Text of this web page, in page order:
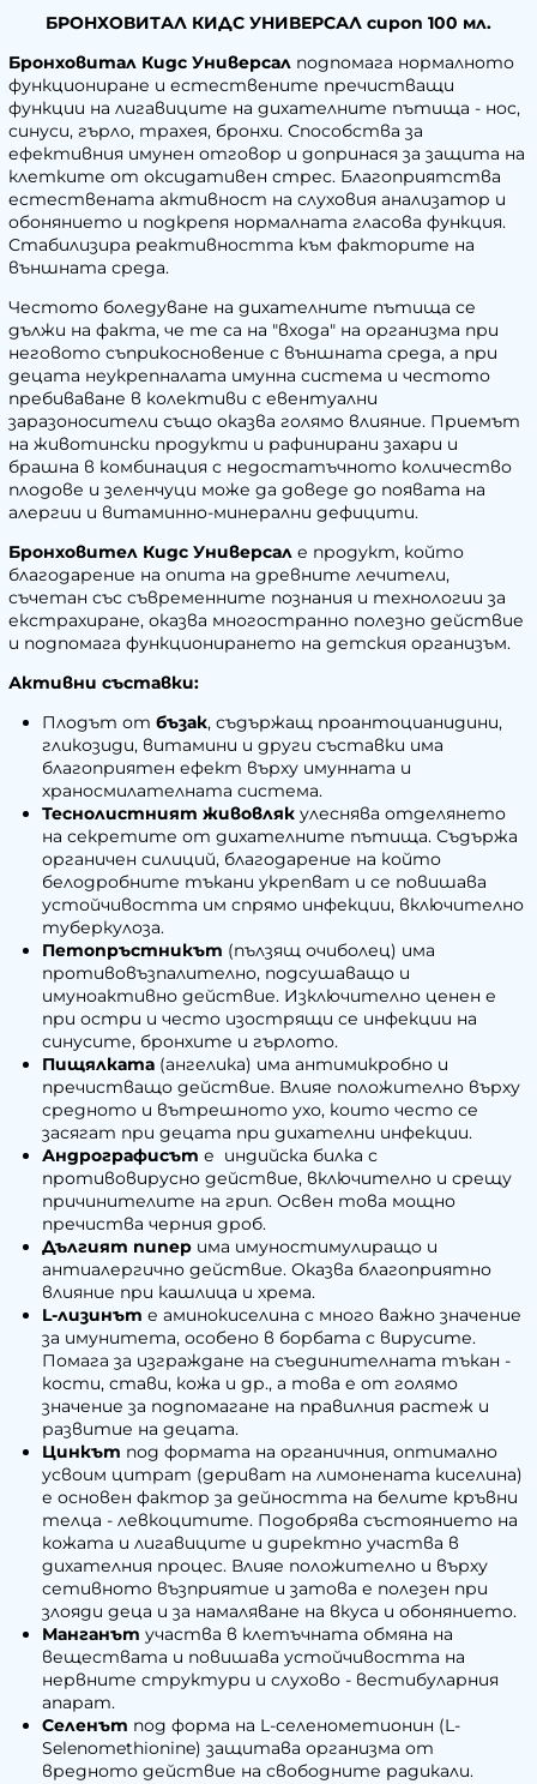
БРОНХОВИТАЛ КИДС УНИВЕРСАЛ сироп 100 мл.
Бронховитал Кидс Универсал подпомага нормалното
функциониране и естествените пречистващи
функции на лигавиците на дихателните пътища - нос,
синуси, гърло, трахея, бронхи. Способства за
ефективния имунен отговор и допринася за защита на
клетките от оксидативен стрес. Благоприятства
естествената активност на слуховия анализатор и
обонянието и подкрепя нормалната гласова функция.
Стабилизира реактивността към факторите на
външната среда.
Честото боледуване на дихателните пътища се
дължи на факта, че те са на "входа" на организма при
неговото съприкосновение с външната среда, а при
децата неукрепналата имунна система и честото
пребиваване в колективи с евентуални
заразоносители също оказва голямо влияние. Приемът
на животински продукти и рафинирани захари и
брашна в комбинация с недостатъчното количество
плодове и зеленчуци може да доведе до появата на
алергии и витаминно-минерални дефицити.
Бронховител Кидс Универсал е продукт, който
благодарение на опита на древните лечители,
съчетан със съвременните познания и технологии за
екстрахиране, оказва многостранно полезно действие
и подпомага функционирането на детския организъм.
Активни съставки:
Плодът от бъзак, съдържащ проантоцианидини,
гликозиди, витамини и други съставки има
благоприятен ефект върху имунната и
храносмилателната система.
Теснолистният живовляк улеснява отделянето
на секретите от дихателните пътища. Съдържа
органичен силиций, благодарение на който
белодробните тъкани укрепват и се повишава
устойчивостта им спрямо инфекции, включително
туберкулоза.
Петопръстникът (пълзящ очиболец) има
противовъзпалително, подсушаващо и
имуноактивно действие. Изключително ценен е
при остри и често изострящи се инфекции на
синусите, бронхите и гърлото.
Пищялката (ангелика) има антимикробно и
пречистващо действие. Влияе положително върху
средното и вътрешното ухо, които често се
засягат при децата при дихателни инфекции.
Андрографисът е индийска билка с
противовирусно действие, включително и срещу
причинителите на грип. Освен това мощно
пречиства черния дроб.
Дългият пипер има имуностимулиращо и
антиалергично действие. Оказва благоприятно
влияние при кашлица и хрема.
L-лизинът е аминокиселина с много важно значение
за имунитета, особено в борбата с вирусите.
Помага за изграждане на съединителната тъкан -
кости, стави, кожа и др., а това е от голямо
значение за подпомагане на правилния растеж и
развитие на децата.
Цинкът под формата на органичния, оптимално
усвоим цитрат (дериват на лимонената киселина)
е основен фактор за дейността на белите кръвни
телца - левкоцитите. Подобрява състоянието на
кожата и лигавиците и директно участва в
дихателния процес. Влияе положително и върху
сетивното възприятие и затова е полезен при
злояди деца и за намаляване на вкуса и обонянието.
Манганът участва в клетъчната обмяна на
веществата и повишава устойчивостта на
нервните структури и слухово - вестибуларния
апарат.
Селенът под форма на L-селенометионин (L-
Selenomethionine) защитава организма от
вредното действие на свободните радикали.